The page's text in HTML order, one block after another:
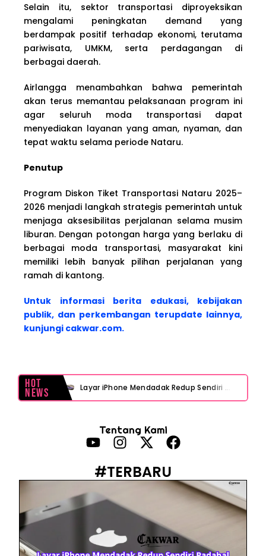
Selain itu, sektor transportasi diproyeksikan
mengalami peningkatan demand yang
berdampak positif terhadap ekonomi, terutama
pariwisata, UMKM, serta perdagangan di
berbagai daerah.
Airlangga menambahkan bahwa pemerintah
akan terus memantau pelaksanaan program ini
agar seluruh moda transportasi dapat
menyediakan layanan yang aman, nyaman, dan
tepat waktu selama periode Nataru.
Penutup
Program Diskon Tiket Transportasi Nataru 2025–
2026 menjadi langkah strategis pemerintah untuk
menjaga aksesibilitas perjalanan selama musim
liburan. Dengan potongan harga yang berlaku di
berbagai moda transportasi, masyarakat kini
memiliki lebih banyak pilihan perjalanan yang
ramah di kantong.
Untuk informasi berita edukasi, kebijakan
publik, dan perkembangan terupdate lainnya,
kunjungi cakwar.com.
Hot
News Layar iPhone Mendadak Redup Sendiri Padahal Auto-Brightness Mati? Ini Penyebab & Solusinya!
Prabowo Sebut ‘Londo Ireng’, Ray Rangkuti Desak DPR Bersikap, Ini Ulasan Politiknya
MAKI Soroti Penahanan Eks Jampidsus Febrie Adriansyah Tanpa Rompi Pink
Tentang Kami
#TERBARU